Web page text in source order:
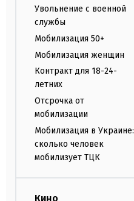
Увольнение с военной
службы
Мобилизация 50+
Мобилизация женщин
Контракт для 18-24-
летних
Отсрочка от
мобилизации
Мобилизация в Украине:
сколько человек
мобилизует ТЦК
Кино